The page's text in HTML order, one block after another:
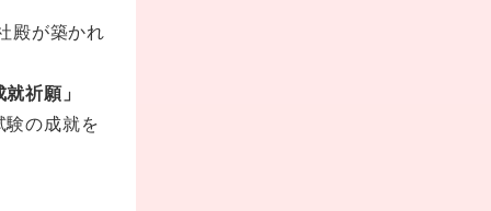
殿が築かれ
祈願」
験の成就を